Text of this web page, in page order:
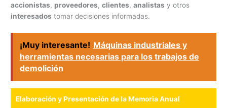
accionistas, proveedores,clientes,analistas y otros
interesados tomar decisiones informadas.
¡Muy interesante! Máquinas industriales y
herramientas necesarias para los trabajos de
demolición
Elaboración y Presentación de la Memoria Anual